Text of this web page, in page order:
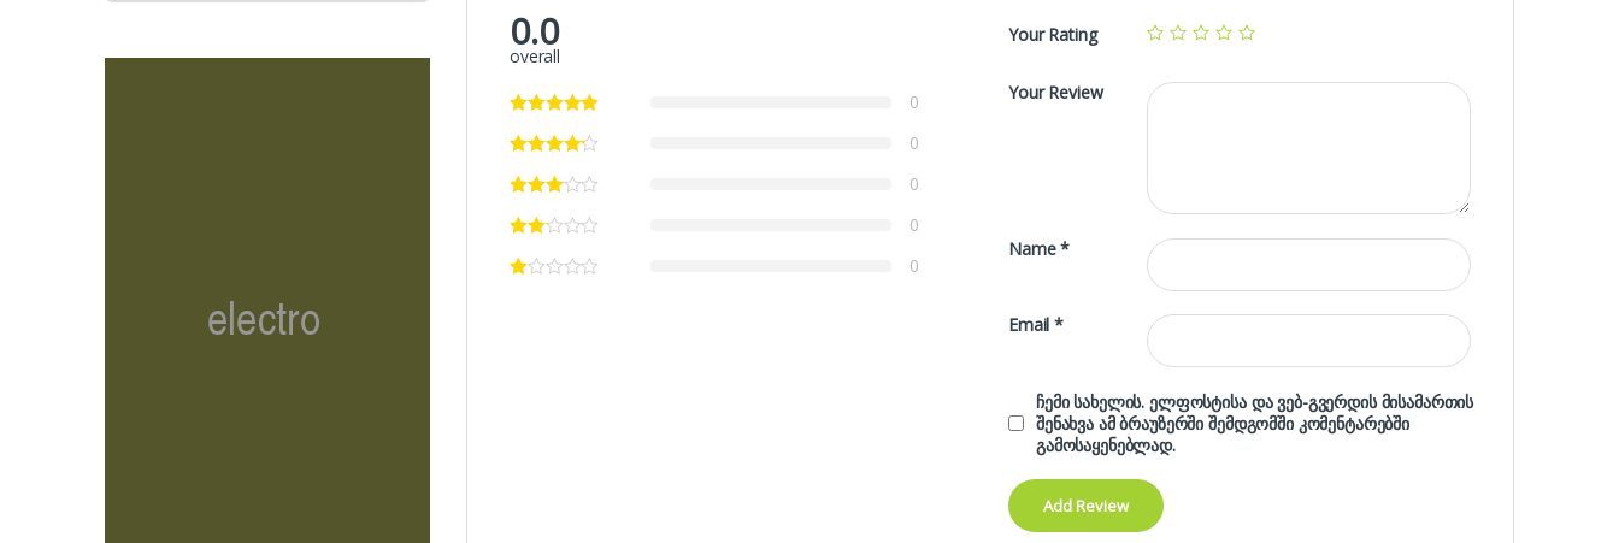
0.0
overall
0
0
0
0
0
Your Rating
Your Review
Name*
Email*
ჩემი სახელის. ელფოსტისა და ვებ-გვერდის მისამართის
შენახვა ამ ბრაუზერში შემდგომში კომენტარებში
გამოსაყენებლად.